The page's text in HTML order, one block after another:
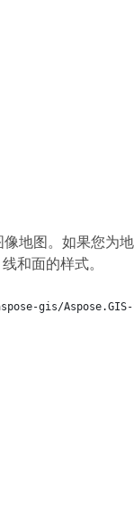
地图。如果您为
和面的样式。
gis/Aspose.GIS-